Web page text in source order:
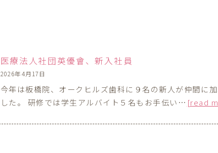
医療法人社団英優會、新入社員
2026年4月17日
今年は板橋院、オークヒルズ歯科に９名の新人が仲間に
した。 研修では学生アルバイト５名もお手伝い… [read